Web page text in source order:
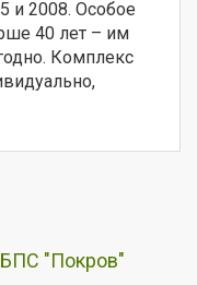
и 2008. Особое
40 лет – им
Комплекс
БПС "Покров"